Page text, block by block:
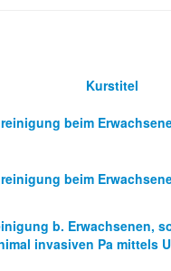
Kurstitel
beim
beim
b. Erwachsenen,
invasiven Pa mittels